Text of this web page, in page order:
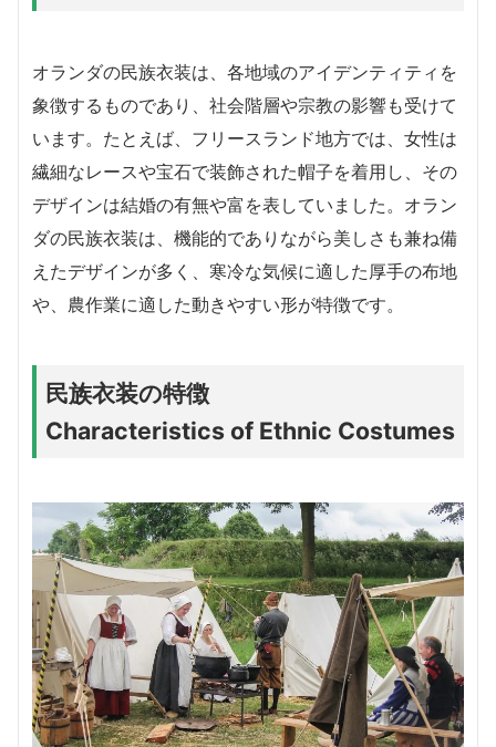
オランダの民族衣装は、各地域のアイデンティティを
象徴するものであり、社会階層や宗教の影響も受けて
います。たとえば、フリースランド地方では、女性は
繊細なレースや宝石で装飾された帽子を着用し、その
デザインは結婚の有無や富を表していました。オラン
ダの民族衣装は、機能的でありながら美しさも兼ね備
えたデザインが多く、寒冷な気候に適した厚手の布地
や、農作業に適した動きやすい形が特徴です。
民族衣装の特徴
Characteristics of Ethnic Costumes